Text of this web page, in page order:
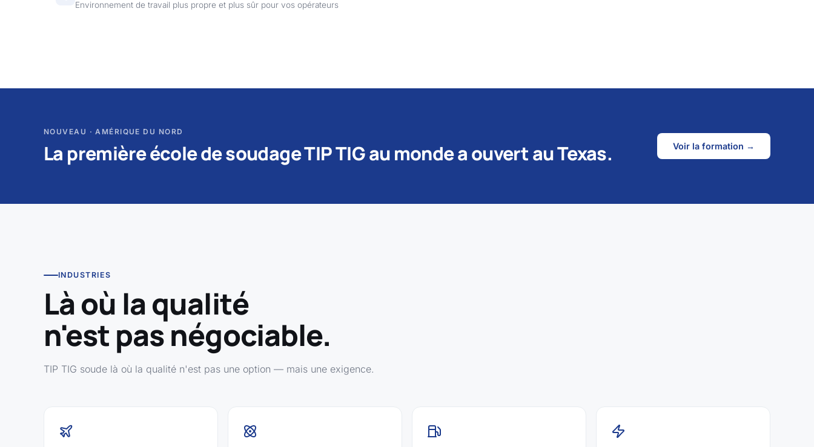
Environnement de travail plus propre et plus sûr pour vos opérateurs
NOUVEAU · AMÉRIQUE DU NORD
La première école de soudage TIP TIG au monde a ouvert au Texas. Voir la formation →
INDUSTRIES
Là où la qualité
n'est pas négociable.
TIP TIG soude là où la qualité n'est pas une option — mais une exigence.